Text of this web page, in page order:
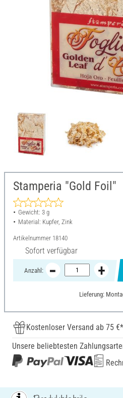
Stamperia "Gold Foil"
Gewicht: 3 g
Material: Kupfer, Zink
Artikelnummer 18140
Sofort verfügbar
Anzahl:
Lieferung:
Kostenloser Versand ab 75 €*
Unsere beliebtesten